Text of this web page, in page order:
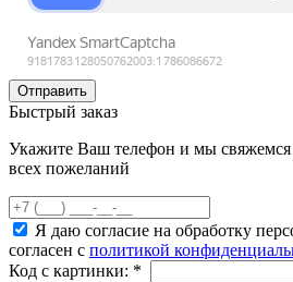
Быстрый заказ
Укажите Ваш телефон и мы
всех пожеланий
Я даю согласие на обработку
согласен с политикой
Код с картинки: *